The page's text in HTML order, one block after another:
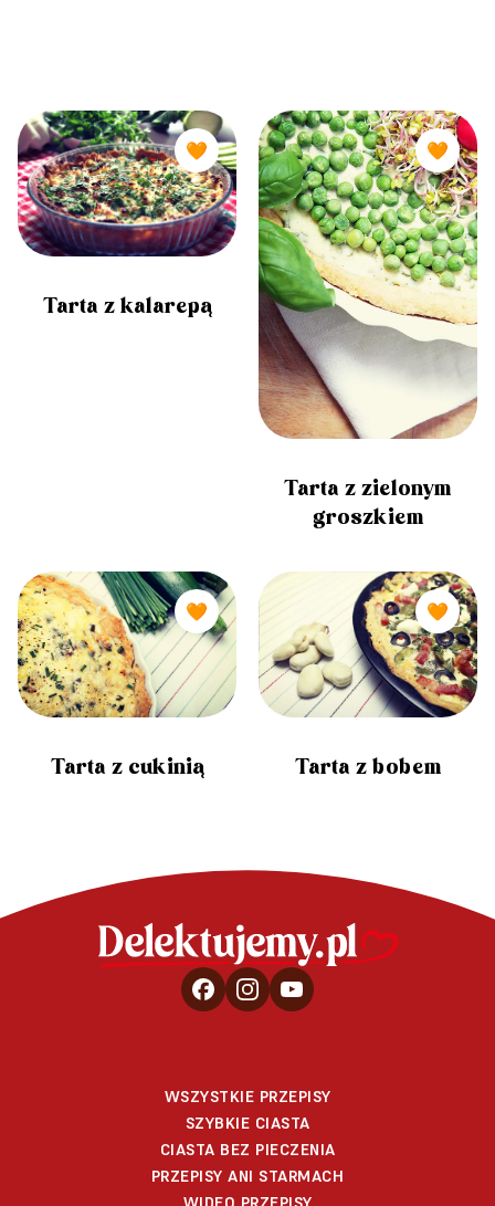
🧡
Tarta z kalarepą
🧡
Tarta z zielonym
groszkiem
🧡
Tarta z cukinią
🧡
Tarta z bobem
WSZYSTKIE PRZEPISY
SZYBKIE CIASTA
CIASTA BEZ PIECZENIA
PRZEPISY ANI STARMACH